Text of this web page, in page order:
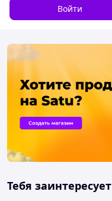
Войти
Тебя заинтересует